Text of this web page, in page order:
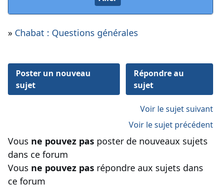
» Chabat : Questions générales
Poster un nouveau
sujet
Répondre au
sujet
Voir le sujet suivant
Voir le sujet précédent
Vous ne pouvez pas poster de nouveaux sujets
dans ce forum
Vous ne pouvez pas répondre aux sujets dans
ce forum